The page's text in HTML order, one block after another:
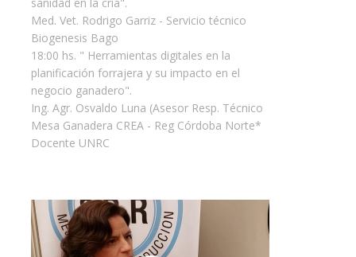
Med. Vet. Rodrigo Garriz - Servicio técnico
Biogenesis Bago
18:00 hs. " Herramientas digitales en la
planificación forrajera y su impacto en el
negocio ganadero".
Ing. Agr. Osvaldo Luna (Asesor Resp. Técnico
Mesa Ganadera CREA - Reg Córdoba Norte*
Docente UNRC